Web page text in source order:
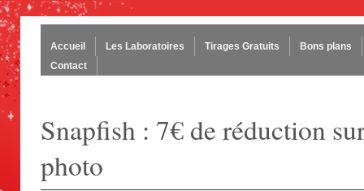
Accueil Les Laboratoires Tirages Gratuits
Bons plans
Contact
Snapfish : 7€ de réduction
photo